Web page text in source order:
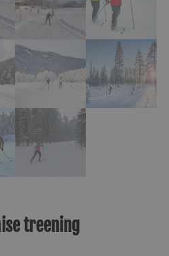
treening